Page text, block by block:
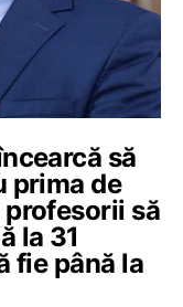
să
prima de
să
la 31
fie până la